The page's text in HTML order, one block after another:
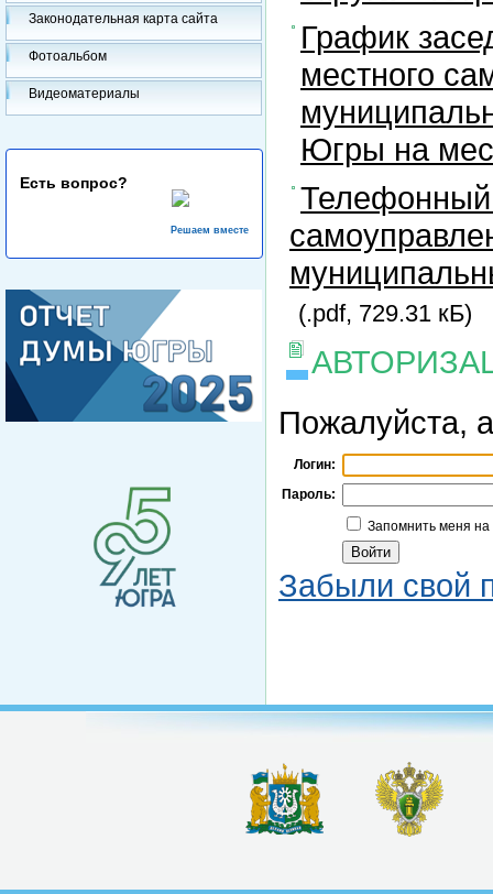
Законодательная карта сайта
Фотоальбом
Видеоматериалы
Есть вопрос?
Решаем вместе
График
местного
Югры на
Телефонный
(.pdf, 729.31 кБ)
Пожалуйста,
Логин:
Пароль:
Запомнить меня
Забыли свой